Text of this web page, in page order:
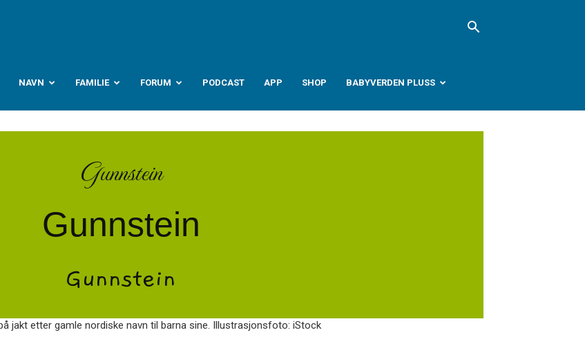
NAVN FAMILIE FORUM PODCAST APP SHOP BABYVERDEN PLUSS
Gunnstein
Gunnstein
Gunnstein
jakt etter gamle nordiske navn til barna sine. Illustrasjonsfoto: iStock